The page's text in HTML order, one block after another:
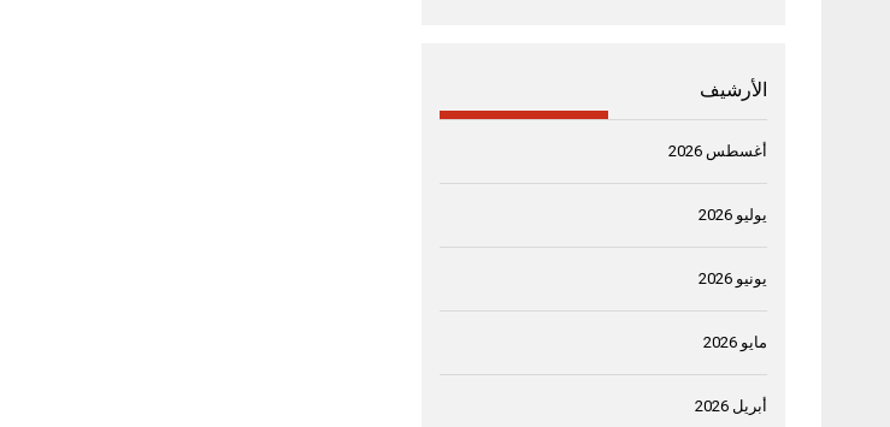
الأرشيف
أغسطس 2026
يوليو 2026
يونيو 2026
مايو 2026
أبريل 2026